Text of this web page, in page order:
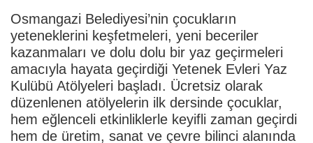
Osmangazi Belediyesi’nin çocukların
yeteneklerini keşfetmeleri, yeni beceriler
kazanmaları ve dolu dolu bir yaz geçirmeleri
amacıyla hayata geçirdiği Yetenek Evleri Yaz
Kulübü Atölyeleri başladı. Ücretsiz olarak
düzenlenen atölyelerin ilk dersinde çocuklar,
hem eğlenceli etkinliklerle keyifli zaman geçirdi
hem de üretim, sanat ve çevre bilinci alanında